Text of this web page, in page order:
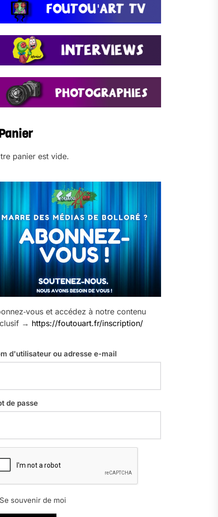
panier est vide.
et accédez à notre contenu
→ https://foutouart.fr/inscription/
d'utilisateur ou adresse e-mail
de passe
souvenir de moi